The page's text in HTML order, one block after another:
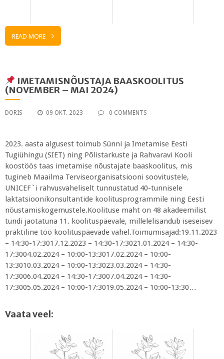
READ MORE
IMETAMISNÕUSTAJA BAASKOOLITUS
(NOVEMBER – MAI 2024)
DORIS 09 OKT. 2023 0 COMMENTS
2023. aasta algusest toimub Sünni ja Imetamise Eesti
Tugiühingu (SIET) ning Põlistarkuste ja Rahvaravi Kooli
koostöös taas imetamise nõustajate baaskoolitus, mis
tugineb Maailma Terviseorganisatsiooni soovitustele,
UNICEF`i rahvusvaheliselt tunnustatud 40-tunnisele
laktatsioonikonsultantide koolitusprogrammile ning Eesti
nõustamiskogemustele.Koolituse maht on 48 akadeemilist
tundi jaotatuna 11. koolituspäevale, millelelisandub iseseisev
praktiline töö koolituspäevade vahel.Toimumisajad:19.11.2023
– 14:30-17:3017.12.2023 – 14:30-17:3021.01.2024 – 14:30-
17:3004.02.2024 – 10:00-13:3017.02.2024 – 10:00-
13:3010.03.2024 – 10:00-13:3023.03.2024 – 14:30-
17:3006.04.2024 – 14:30-17:3007.04.2024 – 14:30-
17:3005.05.2024 – 10:00-17:3019.05.2024 – 10:00-13:30…
Vaata veel: